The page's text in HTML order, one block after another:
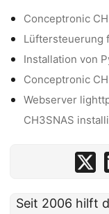
Conceptronic
Lüftersteuerung
Installation von
Conceptronic
Webserver
CH3SNAS
Seit 2006 hilft